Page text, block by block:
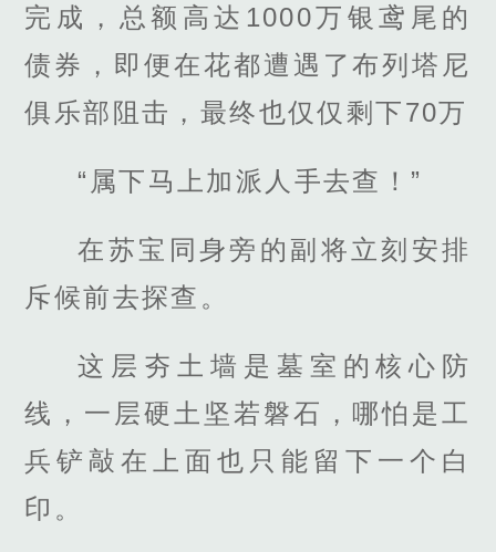
完成，总额高达1000万银鸢尾的
债券，即便在花都遭遇了布列塔尼
俱乐部阻击，最终也仅仅剩下70万
“属下马上加派人手去查！”
在苏宝同身旁的副将立刻安排
斥候前去探查。
这层夯土墙是墓室的核心防
线，一层硬土坚若磐石，哪怕是工
兵铲敲在上面也只能留下一个白
印。